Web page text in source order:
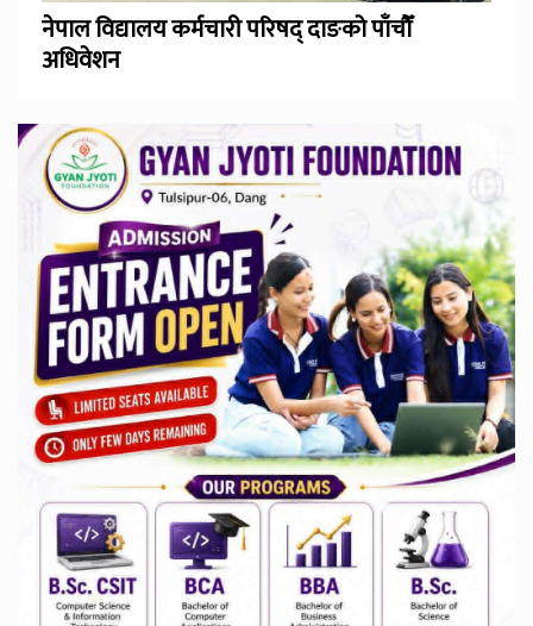
नेपाल विद्यालय कर्मचारी परिषद् दाङको पाँचौँ
अधिवेशन